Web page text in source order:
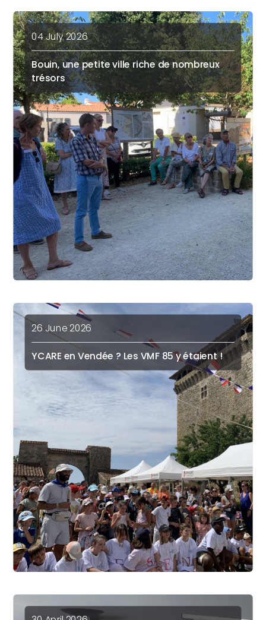
04 July 2026
Bouin, une petite ville riche de nombreux
trésors
26 June 2026
YCARE en Vendée ? Les VMF 85 y étaient !